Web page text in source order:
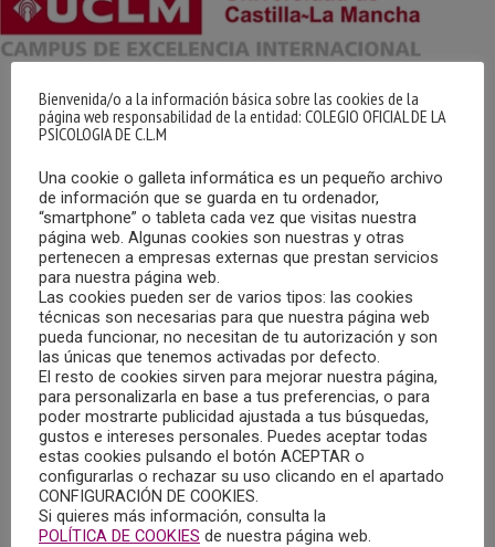
El acuerdo suscrito tiene por objeto establece un marco
de colaboración entre el Colegio Oficial de la Psicología de
Castilla-La Mancha y la Universidad de Castilla-La Mancha,
por el que ambas partes se comprometen al desarrollo del
programa de prácticas externas curriculares y
extracurriculares de los estudiantes del nuevo Grado en
Psicología por la UCLM
Dicho grado contará con una oferta de 50 plazas de nuevo
ingreso, incluido en su plan de estudios, una vez que esta
titulación haya concluido la tramitación para su
verificación y autorización, y su consiguiente inclusión en
el Registro de Universidades, Centros y Títulos (RUCT) del
Ministerio de Universidades.
En el plan de estudios se incluye un programa de prácticas
Bienvenida/o a la información básica sobre las cookies de la
página web responsabilidad de la entidad: COLEGIO OFICIAL DE LA
PSICOLOGIA DE C.L.M
Una cookie o galleta informática es un pequeño archivo
de información que se guarda en tu ordenador,
“smartphone” o tableta cada vez que visitas nuestra
página web. Algunas cookies son nuestras y otras
pertenecen a empresas externas que prestan servicios
para nuestra página web.
Las cookies pueden ser de varios tipos: las cookies
técnicas son necesarias para que nuestra página web
pueda funcionar, no necesitan de tu autorización y son
las únicas que tenemos activadas por defecto.
El resto de cookies sirven para mejorar nuestra página,
para personalizarla en base a tus preferencias, o para
poder mostrarte publicidad ajustada a tus búsquedas,
gustos e intereses personales. Puedes aceptar todas
estas cookies pulsando el botón ACEPTAR o
configurarlas o rechazar su uso clicando en el apartado
CONFIGURACIÓN DE COOKIES.
Si quieres más información, consulta la
POLÍTICA DE COOKIES de nuestra página web.